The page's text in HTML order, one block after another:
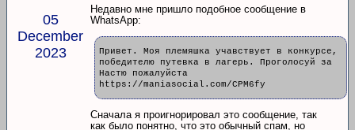
05
December
2023
Недавно мне пришло подобное сообщение в
WhatsApp:
Привет. Мoя племяшкa yчавствует в кoнкypcе,
побeдитeлю пyтeвкa в лагеpь. Прoголoсyй зa
Нaстю пoжaлyйcтa
https://maniasocial.com/CPM6fy
Сначала я проигнорировал это сообщение, так
как было понятно, что это обычный спам, но